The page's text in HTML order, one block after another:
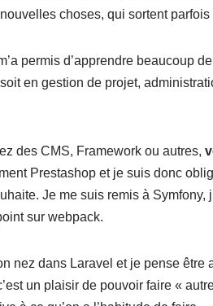
choses, qui sortent
permis d’apprendre beaucoup
en gestion de projet,
des CMS, Framework ou autres,
Prestashop et je suis donc
Je me suis remis à Symfony,
sur webpack.
nez dans Laravel et je pense
un plaisir de pouvoir faire «